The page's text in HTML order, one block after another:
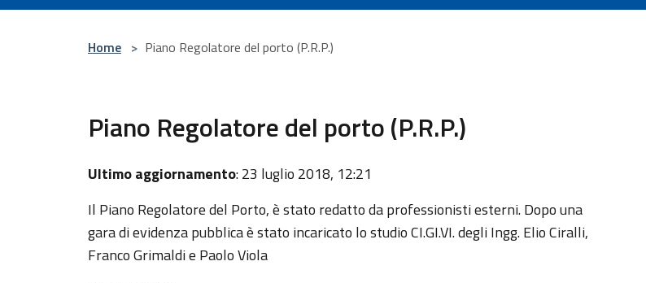
Home > Piano Regolatore del porto (P.R.P.)
Piano Regolatore del porto (P.R.P.)
Ultimo aggiornamento: 23 luglio 2018, 12:21
Il Piano Regolatore del Porto, è stato redatto da professionisti esterni. Dopo una
gara di evidenza pubblica è stato incaricato lo studio CI.GI.VI. degli Ingg. Elio Ciralli,
Franco Grimaldi e Paolo Viola